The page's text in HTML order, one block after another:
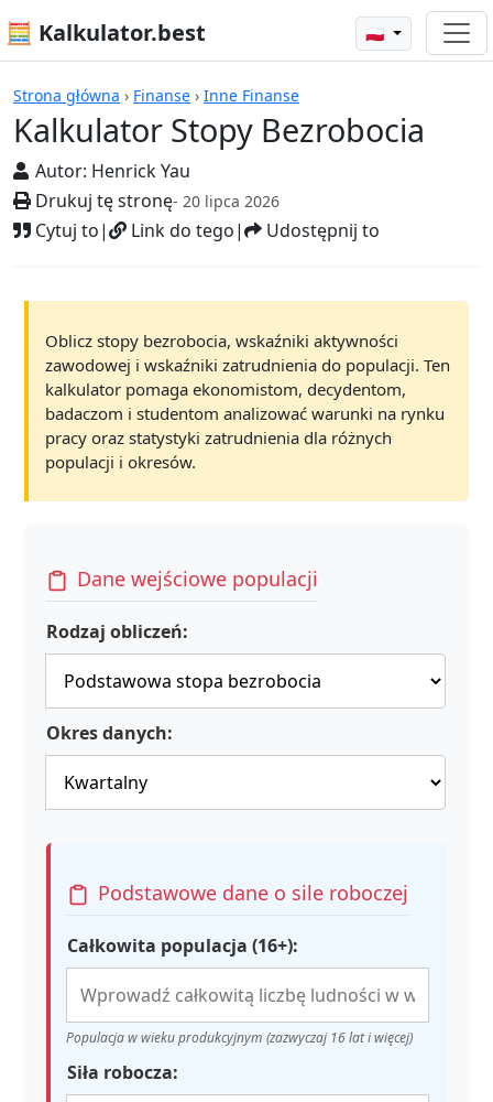
🧮 Kalkulator.best 🇵🇱
Strona główna › Finanse › Inne Finanse
Kalkulator Stopy Bezrobocia
Autor: Henrick Yau
Drukuj tę stronę- 20 lipca 2026
Cytuj to| Link do tego| Udostępnij to
Kalkulatory
Oblicz stopy bezrobocia, wskaźniki aktywności
zawodowej i wskaźniki zatrudnienia do populacji. Ten
kalkulator pomaga ekonomistom, decydentom,
badaczom i studentom analizować warunki na rynku
pracy oraz statystyki zatrudnienia dla różnych
populacji i okresów.
Dane wejściowe populacji
Rodzaj obliczeń:
Okres danych:
Podstawowe dane o sile roboczej
Całkowita populacja (16+):
Populacja w wieku produkcyjnym (zazwyczaj 16 lat i więcej)
Siła robocza: